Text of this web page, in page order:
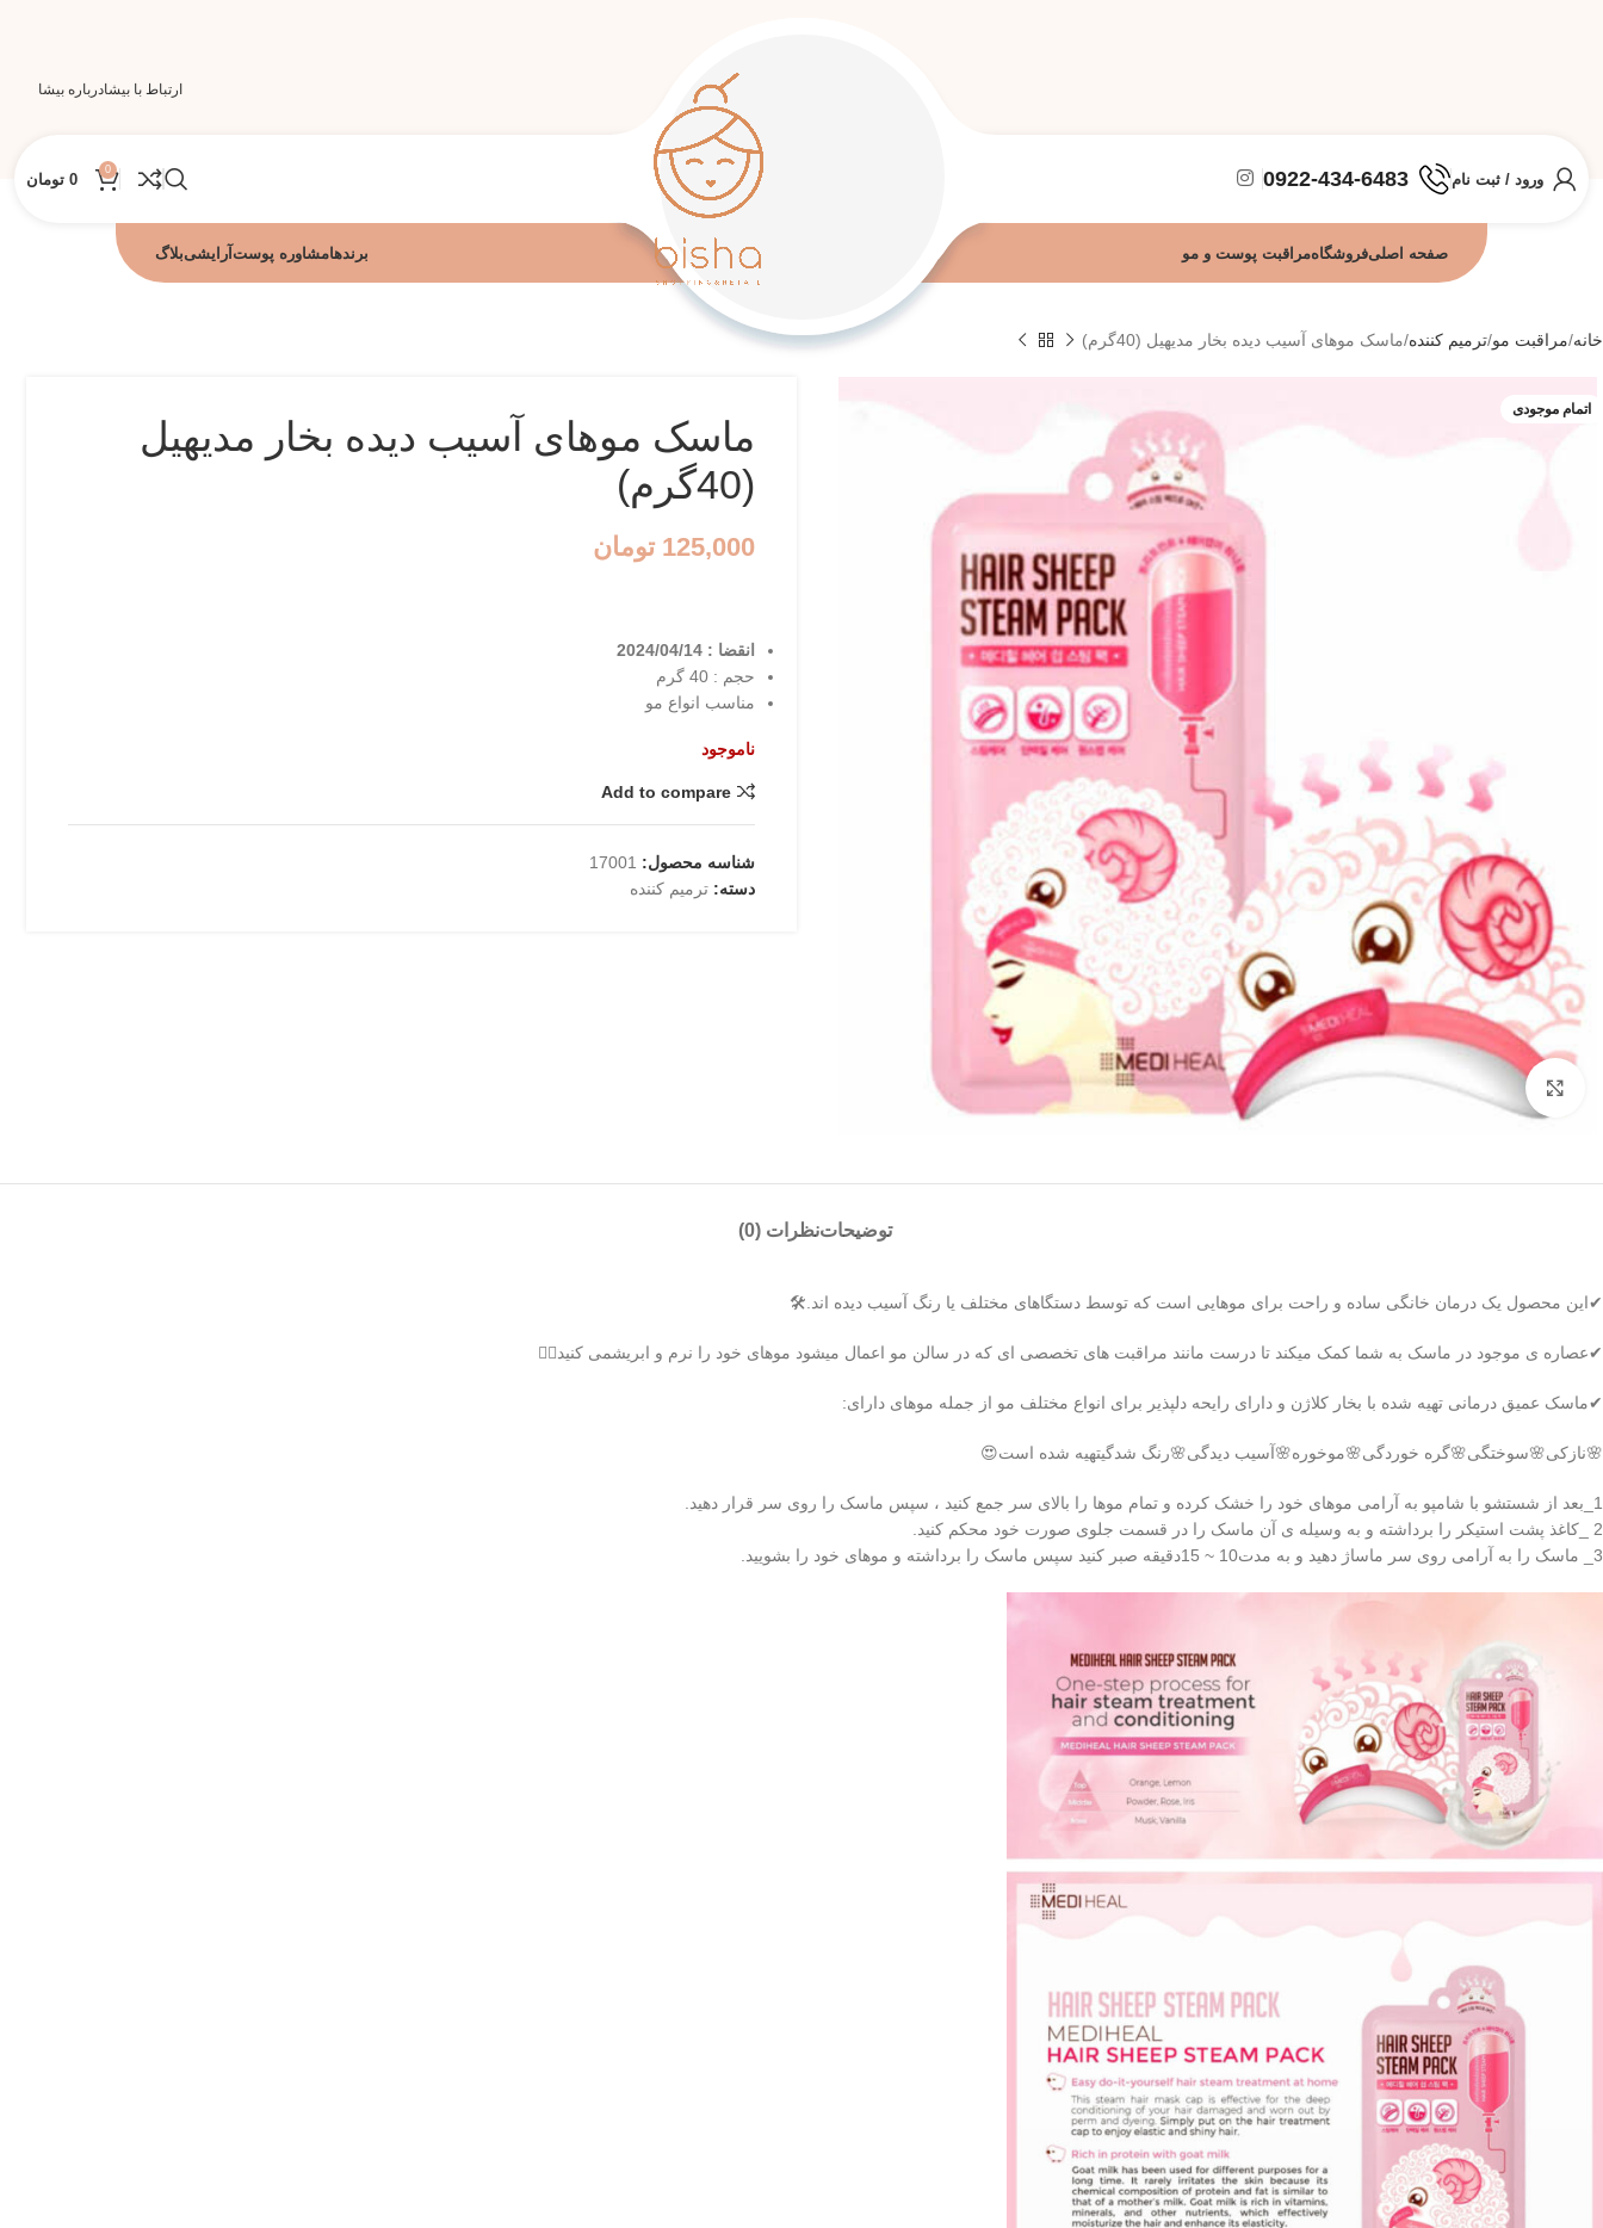
ارتباط با بیشادرباره بیشا
ورود / ثبت نام 0922-434-6483
0
0 تومان
صفحه اصلیفروشگاهمراقبت پوست و مو برندهامشاوره پوستآرایشیبلاگ
خانه مراقبت مو ترمیم کننده ماسک موهای آسیب دیده بخار مدیهیل (40گرم)
اتمام موجودی
بزرگنمایی تصویر
ماسک موهای آسیب دیده بخار مدیهیل
(40گرم)
125,000 تومان
انقضا : 2024/04/14
حجم : 40 گرم
مناسب انواع مو
ناموجود
Add to compare
شناسه محصول: 17001
دسته: ترمیم کننده
توضیحاتنظرات (0)
✔این محصول یک درمان خانگی ساده و راحت برای موهایی است که توسط دستگاهای مختلف یا رنگ آسیب دیده اند.🛠
✔عصاره ی موجود در ماسک به شما کمک میکند تا درست مانند مراقبت های تخصصی ای که در سالن مو اعمال میشود موهای خود را نرم و ابریشمی کنید💆‍♀️
✔ماسک عمیق درمانی تهیه شده با بخار کلاژن و دارای رایحه دلپذیر برای انواع مختلف مو از جمله موهای دارای:
🌸نازکی🌸سوختگی🌸گره خوردگی🌸موخوره🌸آسیب دیدگی🌸رنگ شدگیتهیه شده است😍
1_بعد از شستشو با شامپو به آرامی موهای خود را خشک کرده و تمام موها را بالای سر جمع کنید ، سپس ماسک را روی سر قرار دهید.
2 _کاغذ پشت استیکر را برداشته و به وسیله ی آن ماسک را در قسمت جلوی صورت خود محکم کنید.
3_ ماسک را به آرامی روی سر ماساژ دهید و به مدت10 ~ 15دقیقه صبر کنید سپس ماسک را برداشته و موهای خود را بشویید.